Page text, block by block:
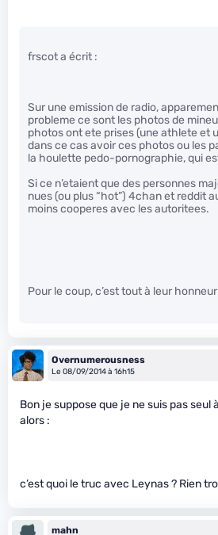
frscot a écrit :
Sur une emission de radio,
probleme ce sont les photos de
photos ont ete prises (une athlete et
dans ce cas avoir ces photos ou les
la houlette pedo-pornographie, qui
Si ce n’etaient que des personnes
nues (ou plus “hot”) 4chan et reddit
moins cooperes avec les autoritees.
Pour le coup, c’est tout à leur honneur
Overnumerousness
Le 08/09/2014 à 16h15
Bon je suppose que je ne suis pas seul
alors :
c’est quoi le truc avec Leynas ? Rien
mahn